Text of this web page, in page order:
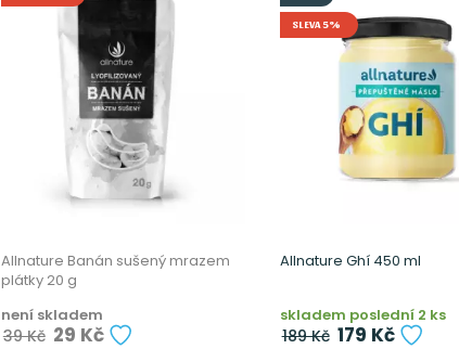
Allnature Banán sušený mrazem
plátky 20 g
není skladem
39 Kč 29 Kč
SLEVA 5%
Allnature Ghí 450 ml
skladem poslední 2 ks
189 Kč 179 Kč